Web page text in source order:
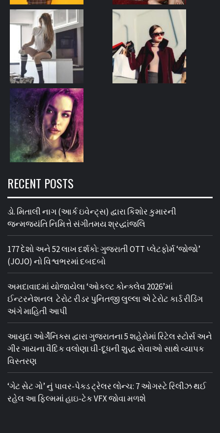
RECENT POSTS
ડો. મિતાલી નાગ (આર્ક ઇવેન્ટ્સ) દ્વારા કિશોર કુમારની
જન્મજયંતિ નિમિત્તે સંગીતમય શ્રદ્ધાંજલિ
177 દેશો અને 52 લાખ દર્શકો: ગુજરાતી OTT પ્લેટફોર્મ ‘જોજો’
(JOJO) નો વિશ્વભરમાં દબદબો
અમદાવાદમાં યોજાયેલા ‘ઓકલ્ટ કોન્ક્લેવ 2026’માં
ઈન્ટરનેશનલ ટેરોટ રીડર પુનિતજી લુલ્લા એ ટેરોટ કાર્ડ રીડિંગ
અંગે માહિતી આપી
આયુદા ઓર્ગેનિક્સ દ્વારા ગુજરાતના 5 શહેરોમાં રિટેલ સ્ટોર્સ અને
ગીર ગાયના વૈદિક વલોણા ઘી-દૂધની શુદ્ધ સેવાઓ સાથે વ્યાપક
વિસ્તરણ
‘ગેટ સેટ ગો’ નું પાવર-પેક્ડ ટ્રેલર લોન્ચ: 7 ઓગસ્ટે રિલીઝ થઈ
રહેલ આ ફિલ્મમાં હાઇ-ટેક VFX જોવા મળશે